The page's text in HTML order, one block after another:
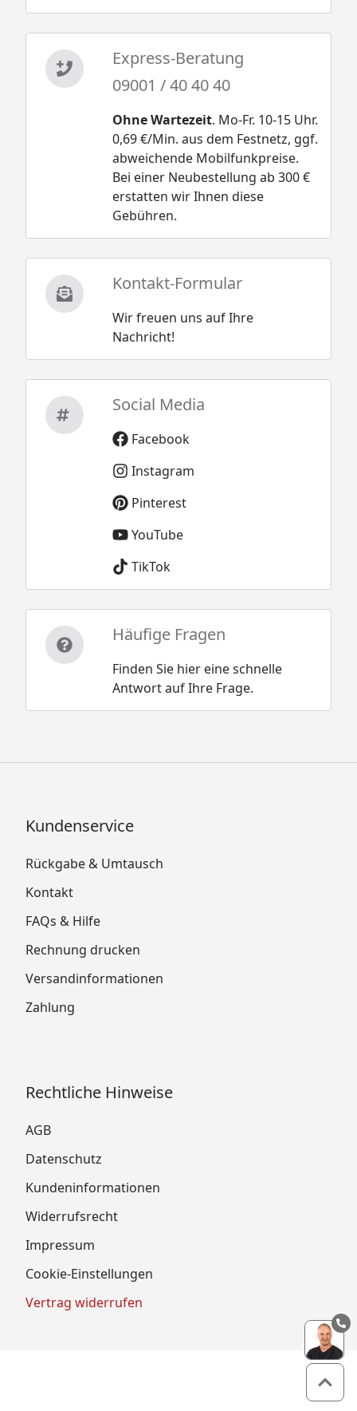
Express-Beratung
09001 / 40 40 40
Ohne Wartezeit. Mo-Fr. 10-15 Uhr.
0,69 €/Min. aus dem Festnetz, ggf.
abweichende Mobilfunkpreise.
Bei einer Neubestellung ab 300 €
erstatten wir Ihnen diese
Gebühren.
Kontakt-Formular
Wir freuen uns auf Ihre
Nachricht!
Social Media
Facebook
Instagram
Pinterest
YouTube
TikTok
Häufige Fragen
Finden Sie hier eine schnelle
Antwort auf Ihre Frage.
Kundenservice
Rückgabe & Umtausch
Kontakt
FAQs & Hilfe
Rechnung drucken
Versandinformationen
Zahlung
Rechtliche Hinweise
AGB
Datenschutz
Kundeninformationen
Widerrufsrecht
Impressum
Cookie-Einstellungen
Vertrag widerrufen